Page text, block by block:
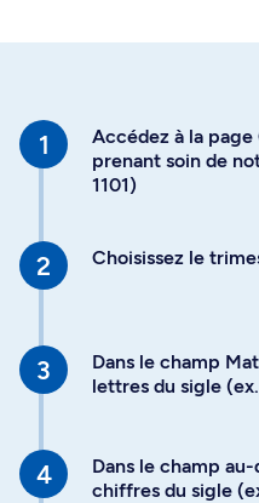
Accédez à la
prenant soin de
1101)
Choisissez le
Dans le champ
lettres du sigle
Dans le champ
chiffres du sigle